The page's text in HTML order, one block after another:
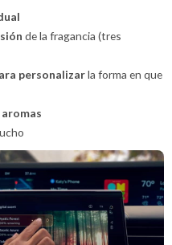
de la fragancia (tres
personalizarla forma en que